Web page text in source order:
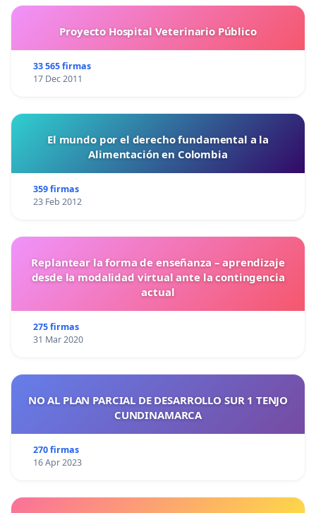
Proyecto Hospital Veterinario Público
33 565 firmas
17 Dec 2011
El mundo por el derecho fundamental a la
Alimentación en Colombia
359 firmas
23 Feb 2012
Replantear la forma de enseñanza – aprendizaje
desde la modalidad virtual ante la contingencia
actual
275 firmas
31 Mar 2020
NO AL PLAN PARCIAL DE DESARROLLO SUR 1 TENJO
CUNDINAMARCA
270 firmas
16 Apr 2023